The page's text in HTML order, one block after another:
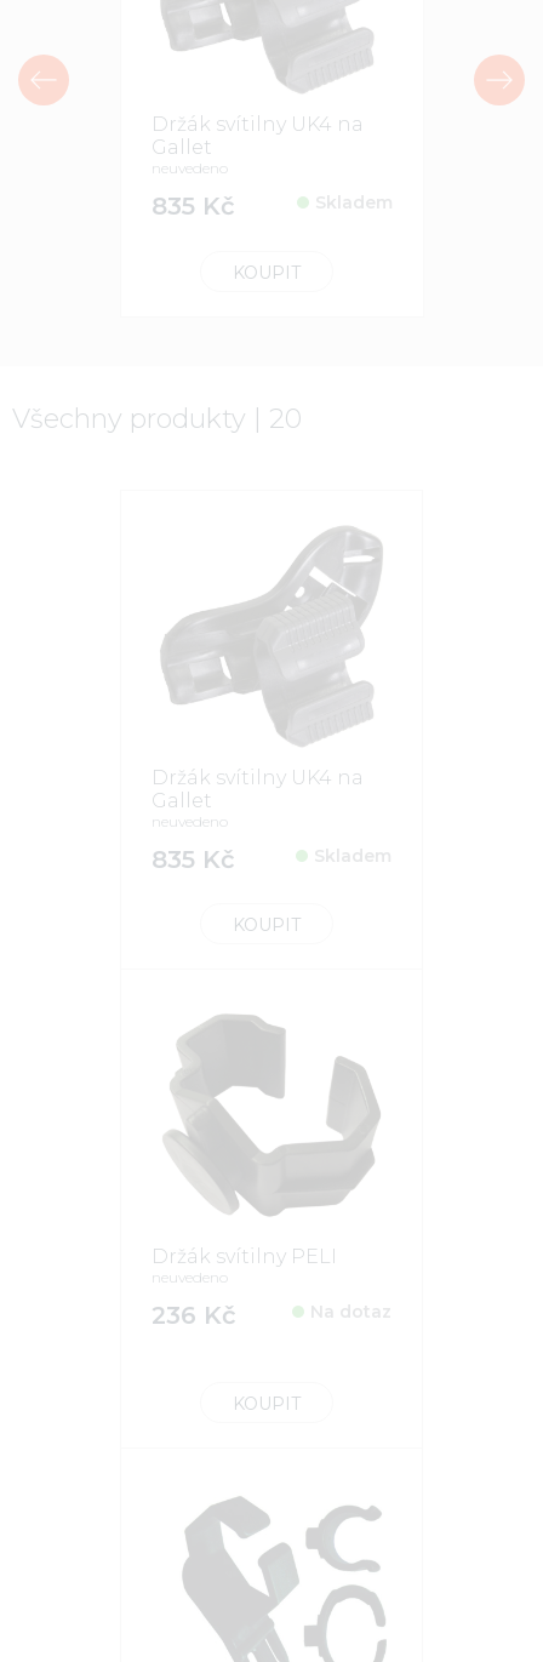
Držák svítilny UK4 na
Gallet
neuvedeno
835 Kč Skladem
KOUPIT
Všechny produkty | 20
Držák svítilny UK4 na
Gallet
neuvedeno
835 Kč Skladem
KOUPIT
Držák svítilny PELI
neuvedeno
236 Kč Na dotaz
KOUPIT